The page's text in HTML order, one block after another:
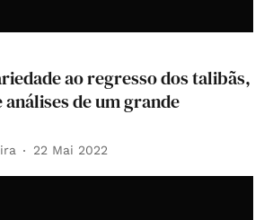
ao regresso dos talibãs,
de um grande
22 Mai 2022